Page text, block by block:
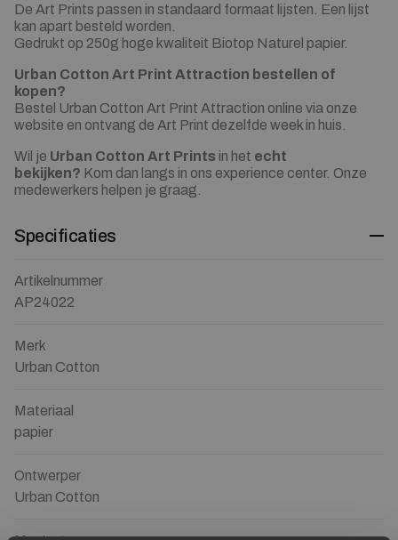
De Art Prints passen in standaard formaat lijsten. Een lijst
kan apart besteld worden.
Gedrukt op 250g hoge kwaliteit Biotop Naturel papier.
Urban Cotton Art Print Attraction bestellen of
kopen?
Bestel Urban Cotton Art Print Attraction online via onze
website en ontvang de Art Print dezelfde week in huis.
Wil je Urban Cotton Art Prints in het echt
bekijken? Kom dan langs in ons experience center. Onze
medewerkers helpen je graag.
Specificaties
Artikelnummer
AP24022
Merk
Urban Cotton
Materiaal
papier
Ontwerper
Urban Cotton